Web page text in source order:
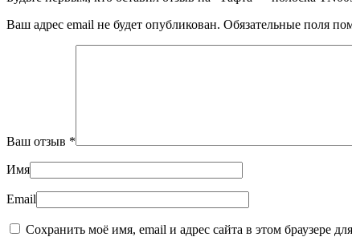
Ваш адрес email не будет опубликован. Обязательные поля
Ваш отзыв *
Имя
Email
Сохранить моё имя, email и адрес сайта в этом браузере